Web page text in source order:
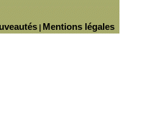
Mentions légales